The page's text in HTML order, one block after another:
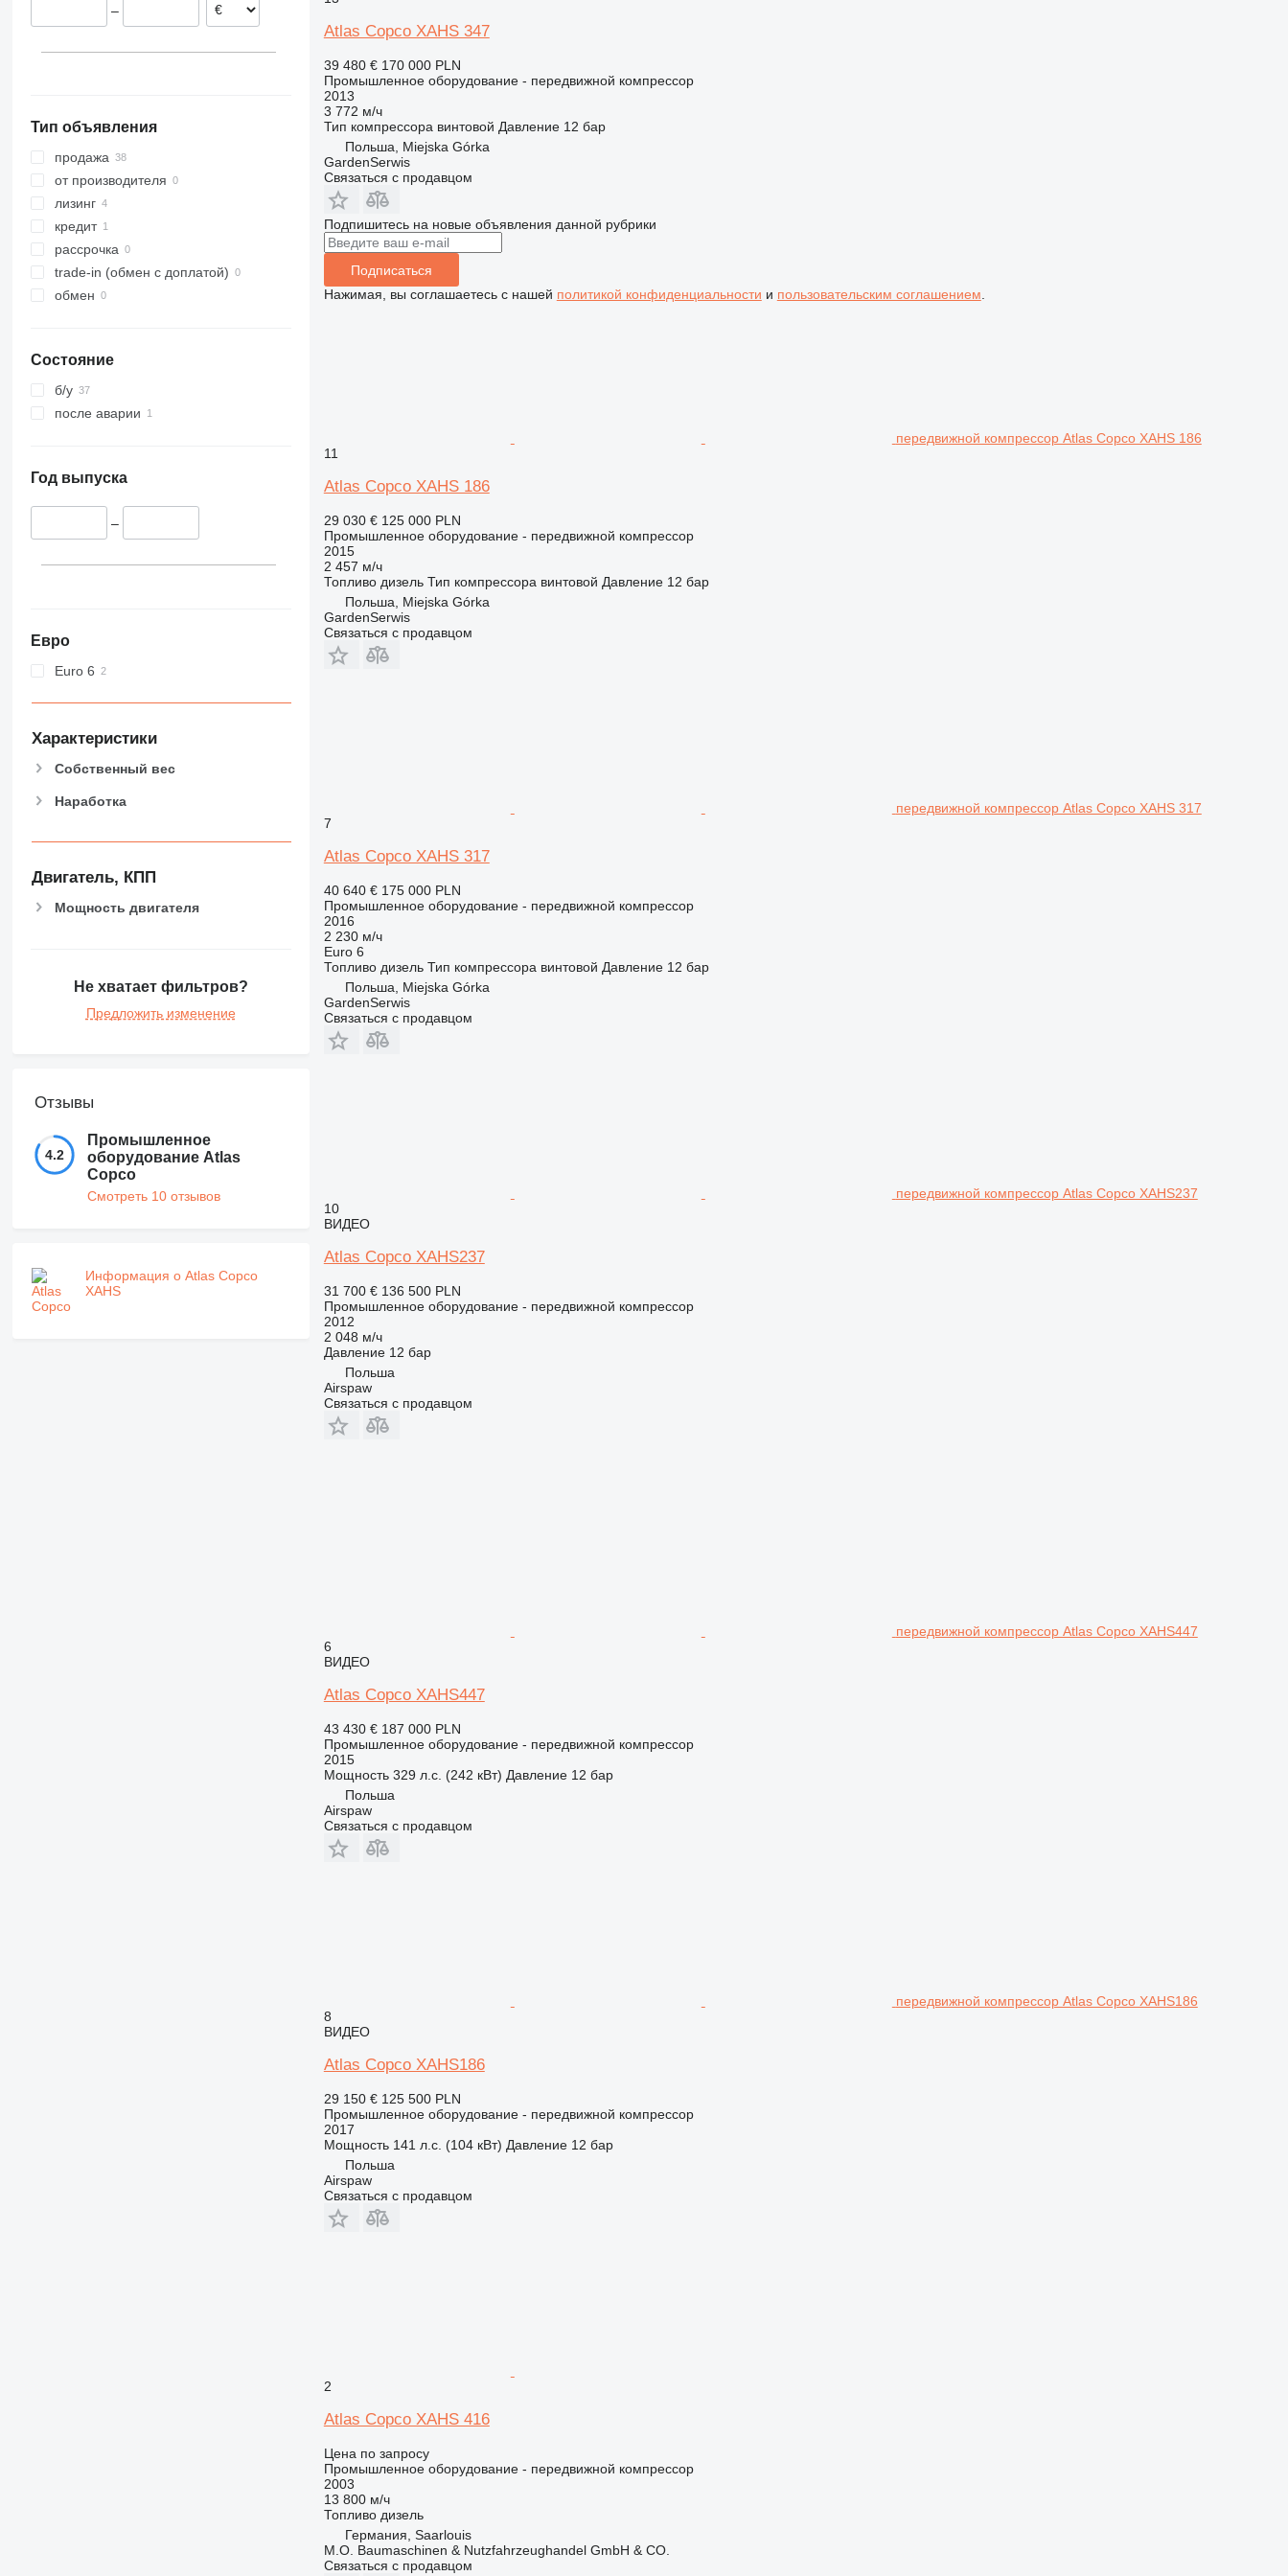
XAS 68
Румыния
–
Тип объявления
продажа
от производителя
лизинг
кредит
рассрочка
trade-in (обмен с доплатой)
обмен
Состояние
б/у
после аварии
Год выпуска
–
Евро
Euro 6
Характеристики
Собственный вес
Наработка
Двигатель, КПП
Мощность двигателя
Не хватает фильтров?
Предложить изменение
Отзывы
4.2
Промышленное
оборудование Atlas
Copco
Смотреть 10 отзывов
Информация о Atlas Copco
XAHS
Atlas Copco XAHS 347
39 480 € 170 000 PLN
Промышленное оборудование - передвижной компрессор
2013
3 772 м/ч
Тип компрессора винтовой Давление 12 бар
Польша, Miejska Górka
GardenSerwis
Связаться с продавцом
Подпишитесь на новые объявления данной рубрики
Подписаться
Нажимая, вы соглашаетесь с нашей политикой конфиденциальности и пользовательским соглашением
передвижной компрессор Atlas Copco XAHS 186
11
Atlas Copco XAHS 186
29 030 € 125 000 PLN
Промышленное оборудование - передвижной компрессор
2015
2 457 м/ч
Топливо дизель Тип компрессора винтовой Давление 12 бар
Польша, Miejska Górka
GardenSerwis
Связаться с продавцом
передвижной компрессор Atlas Copco XAHS 317
7
Atlas Copco XAHS 317
40 640 € 175 000 PLN
Промышленное оборудование - передвижной компрессор
2016
2 230 м/ч
Euro 6
Топливо дизель Тип компрессора винтовой Давление 12 бар
Польша, Miejska Górka
GardenSerwis
Связаться с продавцом
передвижной компрессор Atlas Copco XAHS237
10
ВИДЕО
Atlas Copco XAHS237
31 700 € 136 500 PLN
Промышленное оборудование - передвижной компрессор
2012
2 048 м/ч
Давление 12 бар
Польша
Airspaw
Связаться с продавцом
передвижной компрессор Atlas Copco XAHS447
6
ВИДЕО
Atlas Copco XAHS447
43 430 € 187 000 PLN
Промышленное оборудование - передвижной компрессор
2015
Мощность 329 л.с. (242 кВт) Давление 12 бар
Польша
Airspaw
Связаться с продавцом
передвижной компрессор Atlas Copco XAHS186
8
ВИДЕО
Atlas Copco XAHS186
29 150 € 125 500 PLN
Промышленное оборудование - передвижной компрессор
2017
Мощность 141 л.с. (104 кВт) Давление 12 бар
Польша
Airspaw
Связаться с продавцом
2
Atlas Copco XAHS 416
Цена по запросу
Промышленное оборудование - передвижной компрессор
2003
13 800 м/ч
Топливо дизель
Германия, Saarlouis
M.O. Baumaschinen & Nutzfahrzeughandel GmbH & CO.
Связаться с продавцом